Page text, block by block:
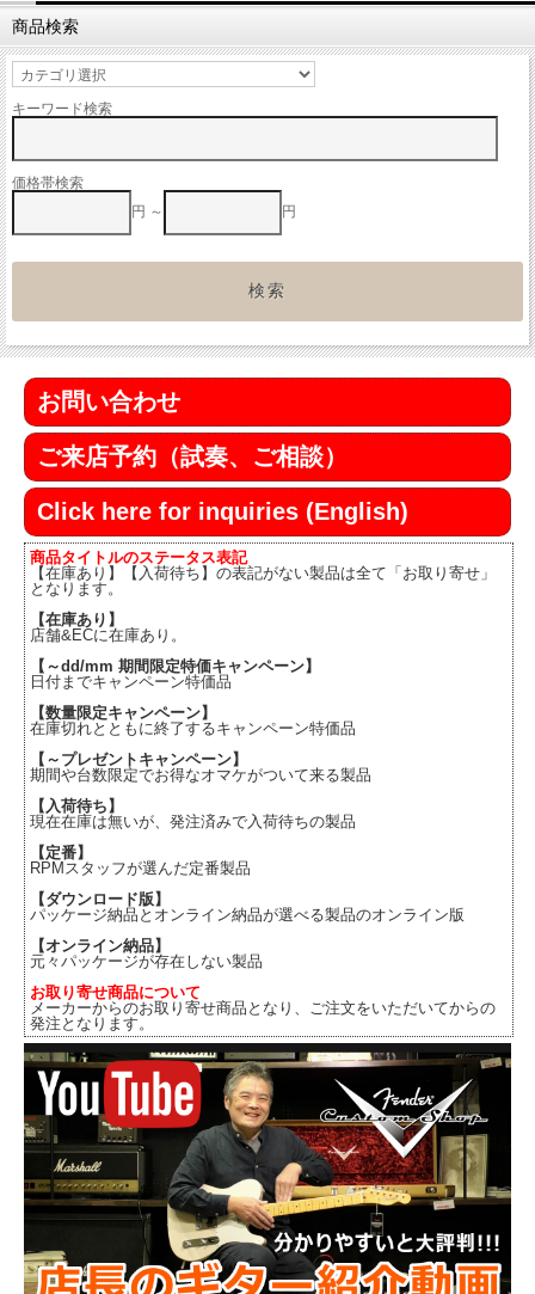
商品検索
キーワード検索
価格帯検索
円 ～
円
お問い合わせ
ご来店予約（試奏、ご相談）
Click here for inquiries (English)
商品タイトルのステータス表記
【在庫あり】【入荷待ち】の表記がない製品は全て「お取り寄せ」
となります。
【在庫あり】
店舗&ECに在庫あり。
【～dd/mm 期間限定特価キャンペーン】
日付までキャンペーン特価品
【数量限定キャンペーン】
在庫切れとともに終了するキャンペーン特価品
【～プレゼントキャンペーン】
期間や台数限定でお得なオマケがついて来る製品
【入荷待ち】
現在在庫は無いが、発注済みで入荷待ちの製品
【定番】
RPMスタッフが選んだ定番製品
【ダウンロード版】
パッケージ納品とオンライン納品が選べる製品のオンライン版
【オンライン納品】
元々パッケージが存在しない製品
お取り寄せ商品について
メーカーからのお取り寄せ商品となり、ご注文をいただいてからの
発注となります。